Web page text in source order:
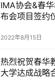
IMA协会&春
布会项目签约
2022年8月15日
热烈祝贺春华
大学达成战略